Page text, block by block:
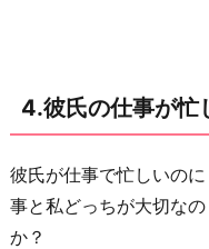
を
喋
続
け
4.彼氏の仕事が忙
彼氏が仕事で忙しいの
事と私どっちが大切な
か？